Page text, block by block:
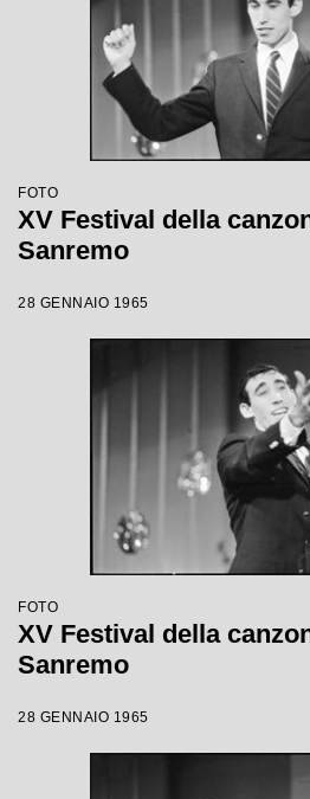
FOTO
XV Festival della
Sanremo
28 GENNAIO 1965
FOTO
XV Festival della
Sanremo
28 GENNAIO 1965